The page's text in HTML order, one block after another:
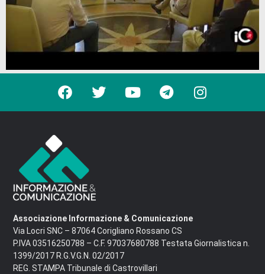
Associazione Informazione & Comunicazione
Via Locri SNC – 87064 Corigliano Rossano CS
P.IVA 03516250788 – C.F. 97037680788 Testata Giornalistica n.
1399/2017 R.G.V.G.N. 02/2017
REG. STAMPA Tribunale di Castrovillari